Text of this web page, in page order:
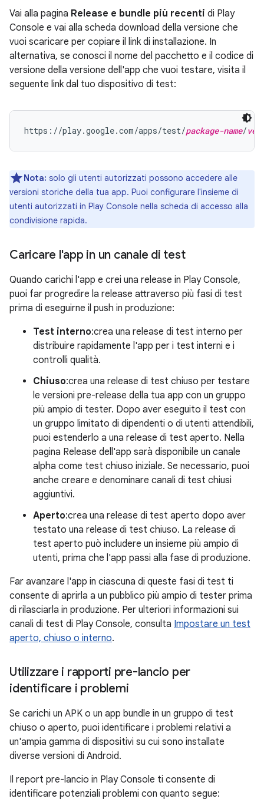
Vai alla pagina Release e bundle più recenti di Play
Console e vai alla scheda download della versione che
vuoi scaricare per copiare il link di installazione. In
alternativa, se conosci il nome del pacchetto e il codice di
versione della versione dell'app che vuoi testare, visita il
seguente link dal tuo dispositivo di test:
https://play.google.com/apps/test/package-name/
Nota: solo gli utenti autorizzati possono accedere alle
versioni storiche della tua app. Puoi configurare l'insieme di
utenti autorizzati in Play Console nella scheda di accesso alla
condivisione rapida.
Caricare l'app in un canale di test
Quando carichi l'app e crei una release in Play Console,
puoi far progredire la release attraverso più fasi di test
prima di eseguirne il push in produzione:
Test interno:crea una release di test interno per
distribuire rapidamente l'app per i test interni e i
controlli qualità.
Chiuso:crea una release di test chiuso per testare
le versioni pre-release della tua app con un gruppo
più ampio di tester. Dopo aver eseguito il test con
un gruppo limitato di dipendenti o di utenti attendibili,
puoi estenderlo a una release di test aperto. Nella
pagina Release dell'app sarà disponibile un canale
alpha come test chiuso iniziale. Se necessario, puoi
anche creare e denominare canali di test chiusi
aggiuntivi.
Aperto:crea una release di test aperto dopo aver
testato una release di test chiuso. La release di
test aperto può includere un insieme più ampio di
utenti, prima che l'app passi alla fase di produzione.
Far avanzare l'app in ciascuna di queste fasi di test ti
consente di aprirla a un pubblico più ampio di tester prima
di rilasciarla in produzione. Per ulteriori informazioni sui
canali di test di Play Console, consulta Impostare un test
aperto, chiuso o interno.
Utilizzare i rapporti pre-lancio per
identificare i problemi
Se carichi un APK o un app bundle in un gruppo di test
chiuso o aperto, puoi identificare i problemi relativi a
un'ampia gamma di dispositivi su cui sono installate
diverse versioni di Android.
Il report pre-lancio in Play Console ti consente di
identificare potenziali problemi con quanto segue: